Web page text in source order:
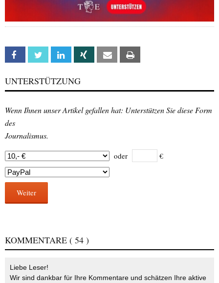
Facebook Twitter Linkedin Xing Email
UNTERSTÜTZUNG
Wenn Ihnen unser Artikel gefallen hat: Unterstützen Sie diese Form
des
Journalismus.
oder €
Weiter
KOMMENTARE ( 54 )
Liebe Leser!
Wir sind dankbar für Ihre Kommentare und schätzen Ihre aktive